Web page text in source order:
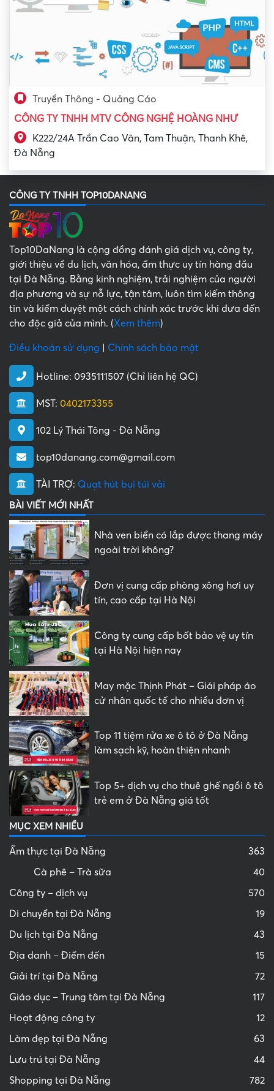
Truyền Thông - Quảng Cáo
CÔNG TY TNHH MTV CÔNG NGHỆ HOÀNG NHƯ
K222/24A Trần Cao Vân, Tam Thuận, Thanh Khê,
Đà Nẵng
CÔNG TY TNHH TOP10DANANG
Top10DaNang là cộng đồng đánh giá dịch vụ, công ty,
giới thiệu về du lịch, văn hóa, ẩm thực uy tín hàng đầu
tại Đà Nẵng. Bằng kinh nghiệm, trải nghiệm của người
địa phương và sự nỗ lực, tận tâm, luôn tìm kiếm thông
tin và kiểm duyệt một cách chính xác trước khi đưa đến
cho độc giả của mình. (Xem thêm)
Điều khoản sử dụng Chính sách bảo mật
Hotline: 0935111507 (Chỉ liên hệ QC)
MST: 0402173355
102 Lý Thái Tông - Đà Nẵng
top10danang.com@gmail.com
TÀI TRỢ: Quạt hút bụi túi vải
BÀI VIẾT MỚI NHẤT
Nhà ven biển có lắp được thang máy
ngoài trời không?
Đơn vị cung cấp phòng xông hơi uy
tín, cao cấp tại Hà Nội
Công ty cung cấp bốt bảo vệ uy tín
tại Hà Nội hiện nay
May mặc Thịnh Phát – Giải pháp áo
cử nhân quốc tế cho nhiều đơn vị
Top 11 tiệm rửa xe ô tô ở Đà Nẵng
làm sạch kỹ, hoàn thiện nhanh
Top 5+ dịch vụ cho thuê ghế ngồi ô tô
trẻ em ở Đà Nẵng giá tốt
MỤC XEM NHIỀU
Ẩm thực tại Đà Nẵng
363
Cà phê – Trà sữa
40
Công ty – dịch vụ
570
Di chuyển tại Đà Nẵng
19
Du lịch tại Đà Nẵng
43
Địa danh – Điểm đến
15
Giải trí tại Đà Nẵng
72
Giáo dục – Trung tâm tại Đà Nẵng
117
Hoạt động công ty
12
Làm đẹp tại Đà Nẵng
63
Lưu trú tại Đà Nẵng
44
Shopping tại Đà Nẵng
782